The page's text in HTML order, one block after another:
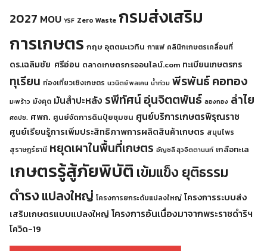
2027 MOU YSF Zero Waste กรมส่งเสริม
การเกษตร กฤษ อุตตมะเวทิน กาแฟ คลินิกเกษตรเคลื่อนที่
ดร.เฉลิมชัย ศรีอ่อน ตลาดเกษตรกรออนไลน์.com ทะเบียนเกษตรกร
ทุเรียน ท่องเที่ยวเชิงเกษตร นวนิตย์ พลเคน น้ำท่วม พีรพันธ์ คอทอง
มะพร้าว มังคุด มันสำปะหลัง รพีทัศน์ อุ่นจิตตพันธ์ ลองกอง ลำไย
ศดปช. ศพก. ศูนย์จัดการดินปุ๋ยชุมชน ศูนย์บริการเกษตรพิรุณราช
ศูนย์เรียนรู้การเพิ่มประสิทธิภาพการผลิตสินค้าเกษตร สมุนไพร
สุราษฎร์ธานี หยุดเผาในพื้นที่เกษตร อัญชลี สุวจิตตานนท์ เกลือทะเล
เกษตรรู้สู้ภัยพิบัติ เข้มแข็ง ยุติธรรม
ดำรงแปลงใหญ่ โครงการยกระดับแปลงใหญ่ โครงการระบบส่ง
เสริมเกษตรแบบแปลงใหญ่ โครงการอันเนื่องมาจากพระราชดำริฯ
โควิด-19